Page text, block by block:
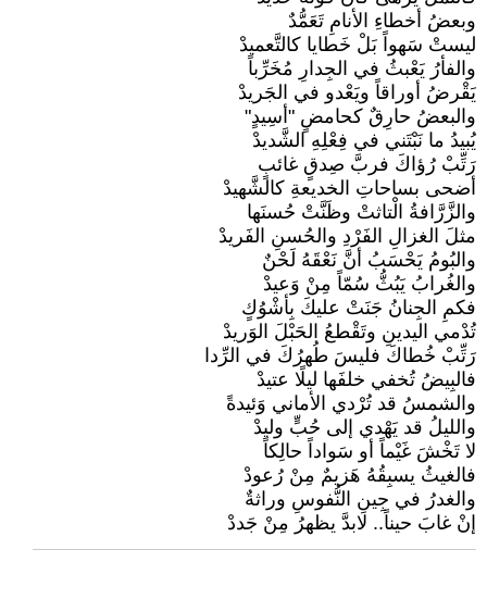
وبعضُ أخطاءِ الأنامِ تَعَمُّدٌ
ليستْ سَهواً بَلْ خَطايا كالتَّعميدْ
والفأرُ يَعْبثُ في الجِدارِ مُخَرِّباً
يَقْرضُ أوراقاً ويَعْدو في الجَريدْ
والبعضُ حارِقٌ كحامضٍ "أسِيدٍ"
يُبيدُ ما نَبْتَني في فِعْلِهِ الشَّديدْ
رَتِّبْ رُؤاكَ فربَّ صِدقٍ غائبٍ
أضحى بساحاتِ الخديعةِ كالشَّهيدْ
والزَّرَّافةُ الْتاثتْ وظَنَّتْ حُسنَها
مثلَ الغزالِ الفَرْدِ والحُسنِ الفَريدْ
والبُومُ يَحْسَبُ أنَّ نَعْقَهُ لَحْنٌ
والغُرابُ يَبُثُّ سُمّاً مِنْ وَعيدْ
فكمِ الجِنانُ جَنَتْ عليكَ بِأشْوُكٍ
تُدْمي اليدينِ وتَقْطعُ الحَبْلَ الوَريدْ
رَتِّبْ خُطاكَ فليسَ طُهرُكَ في الرِّدا
فالبِيضُ تُخفي خلفَها ليلًا عتيدْ
والشمسُ قد تُرْدي الأماني وَئيدةً
والليلُ قد يَهْدي إلى حُبٍّ وليدْ
لا تَخْشَ غَيْماً أو سَواداً حالِكاً
فالغيثُ يسبِقُهُ هَزيمٌ مِنْ رُعودْ
والغدرُ في جِينِ النُّفوسِ وراثةٌ
إنْ غابَ حيناً.. لابدَّ يظهرُ مِنْ جَددْ